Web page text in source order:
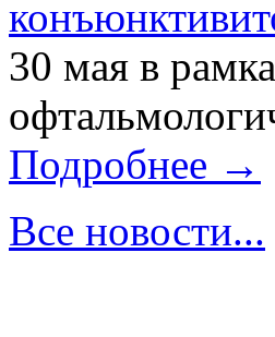
30 мая в
Подробнее →
Все новости...